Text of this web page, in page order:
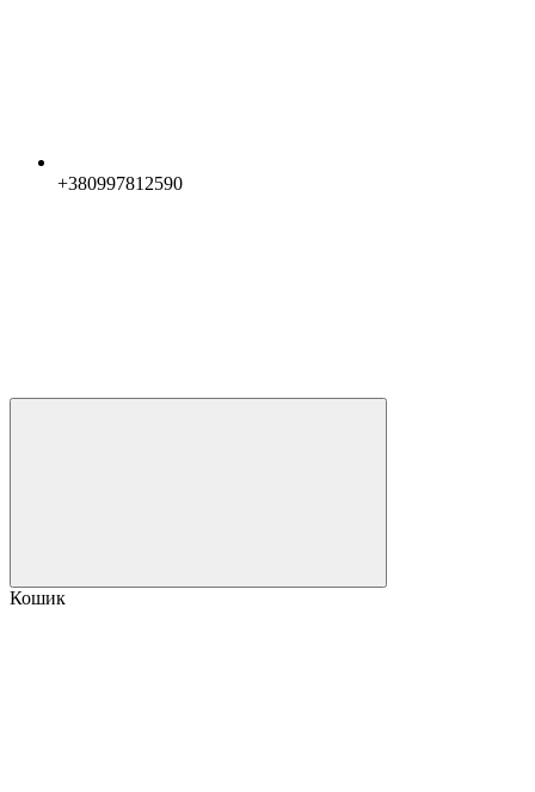
+380997812590
Кошик